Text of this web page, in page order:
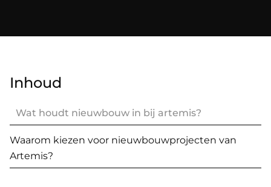
Inhoud
Wat houdt nieuwbouw in bij artemis?
Waarom kiezen voor nieuwbouwprojecten van
Artemis?